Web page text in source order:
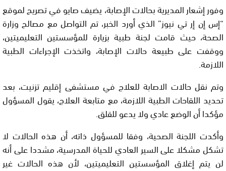
وفور إشعار المديرية بحالات الإصابة، يضيف صايو في تصريح لموقع
“إس إن إر تي نيوز” الذي أورد الخبر، تم التواصل مع مصالح وزارة
الصحة، حيث قامت لجنة طبية بزيارة للمؤسستين التعليميتين،
ووقفت على طبيعة حالات الإصابة، واتخذت الإجراءات الطبية
اللازمة.
وتم نقل حالات الاصابة للعلاج في مستشفى إقليم تزنيت، بعد
تحديد اللقاحات الطبية اللازمة، مع متابعة العلاج، يقول المسؤول
مؤكدا أن الوضع عادي ولا يدعو للقلق.
وأكدت اللجنة الصحية، وفقا للمسؤول ذاته، أن هذه الحالات لا
تشكل مشكلا على السير العادي للحياة المدرسية، مشددا على أنه
لن يتم إغلاق المؤسستين التعليميتين، لأن هذه الحالات غير